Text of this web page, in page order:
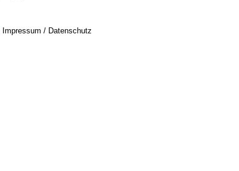
Impressum / Datenschutz